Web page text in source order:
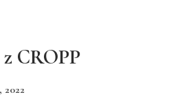
CROPP
2022